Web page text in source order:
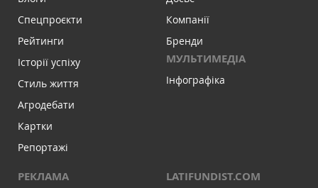
Спецпроєкти
Рейтинги
Історії успіху
Стиль життя
Агродебати
Картки
Репортажі
Компанії
Бренди
МУЛЬТИМЕДІА
Інфографіка
РЕКЛАМА LATIFUNDIST.COM